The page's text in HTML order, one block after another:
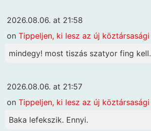
2026.08.06. at 21:58
on Tippeljen, ki lesz az új
mindegy! most tiszás szatyor fing
2026.08.06. at 21:57
on Tippeljen, ki lesz az új
Baka lefekszik. Ennyi.